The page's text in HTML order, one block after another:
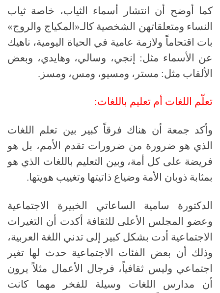
كما أوضح أن انتشار أسماء الثياب، خاصة ثياب
النساء ومتعلقاتهن الشخصية كالـ«المكياج والروج»
بات اقتحاماًً ولازمة عامية في الحياة اليومية، ناهيك
عن الأسماء مثل: إنجي، وسالي، وهايدي، وبعض
الألقاب مثل: مستر، ومسيو، ومس، ومسز.
تعلّم اللغات أم تعليم باللغات:
وأكد جمعة أن هناك فرقاً كبير بين تعلم اللغات
الذي هو ضرورة من ضرورات تقدم الأمم، بل هو
فريضة على كل أمة، وبين التعليم باللغات الذي هو
بمثابة ذوبان الأمة وضياع ذاتيتها وتغييب هويتها.
الدكتورة سامية الساعاتي الخبيرة الاجتماعية
وعضو المجلس الأعلى للثقافة أكدت أن التغيرات
الاجتماعية أدت بشكل كبير إلى تدني اللغة العربية،
وذلك أن بعض الفئات الاجتماعية حدث لها تغير
اجتماعي وليس ثقافياً، فرجال الأعمال مثلاً يرون
أن مدارس اللغات وسيلة للفخر مهما كانت